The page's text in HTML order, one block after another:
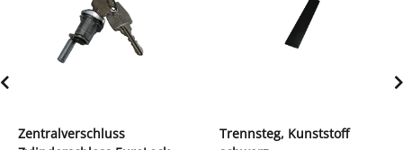
Zentralverschluss
Trennsteg, Kunststoff